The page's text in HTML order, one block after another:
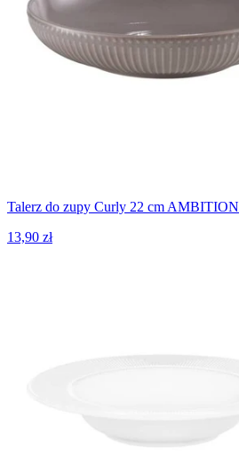
Talerz do zupy Curly 22 cm AMBITION
13,90 zł